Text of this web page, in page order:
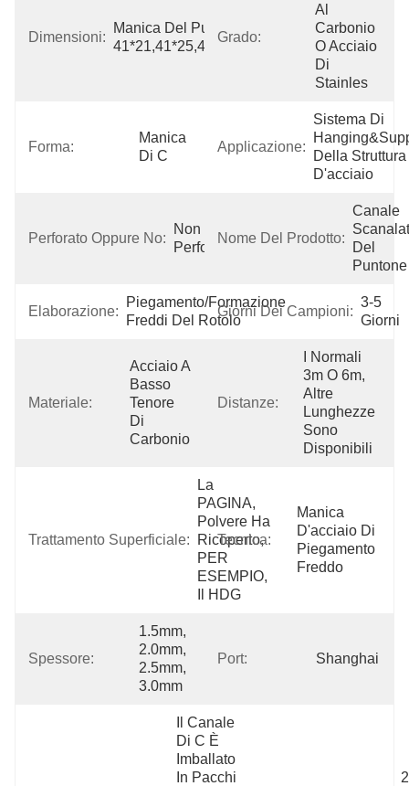
Dimensioni:
Manica Del Puntone,
41*21,41*25,41*35,41*41,41*62,41*82
Grado:
Al
Carbonio
O Acciaio
Di
Stainles
Forma:
Manica
Di C
Applicazione:
Sistema Di
Della Struttura
D'acciaio
Perforato Oppure No:
Non
Perforato
Nome Del Prodotto:
Canale
Del
Puntone
Elaborazione:
Piegamento/formazione
Freddi Del Rotolo
Giorni Dei Campioni:
3-5
Giorni
Materiale:
Acciaio A
Basso
Tenore
Di
Carbonio
Distanze:
I Normali
3m O 6m,
Altre
Lunghezze
Sono
Disponibili
Trattamento Superficiale:
La
PAGINA,
Polvere Ha
Ricoperto,
PER
ESEMPIO,
Il HDG
Tecnica:
Manica
D'acciaio Di
Piegamento
Freddo
Spessore:
1.5mm,
2.0mm,
2.5mm,
3.0mm
Port: Shanghai
Il Canale
Di C È
Imballato
In Pacchi